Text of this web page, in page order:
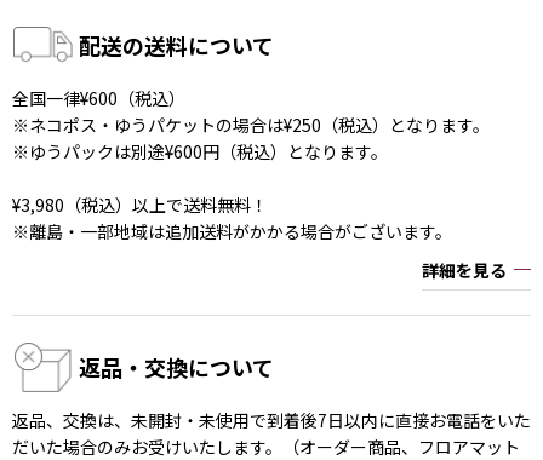
配送の送料について
全国一律¥600（税込）
※ネコポス・ゆうパケットの場合は¥250（税込）となります。
※ゆうパックは別途¥600円（税込）となります。
¥3,980（税込）以上で送料無料！
※離島・一部地域は追加送料がかかる場合がございます。
詳細を見る
返品・交換について
返品、交換は、未開封・未使用で到着後7日以内に直接お電話をいた
だいた場合のみお受けいたします。（オーダー商品、フロアマット